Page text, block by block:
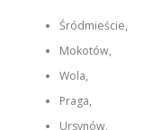
Śródmieście,
Mokotów,
Wola,
Praga,
Ursynów,